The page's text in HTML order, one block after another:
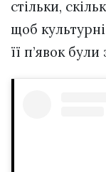
стільки,
щоб культурні
її п’явок